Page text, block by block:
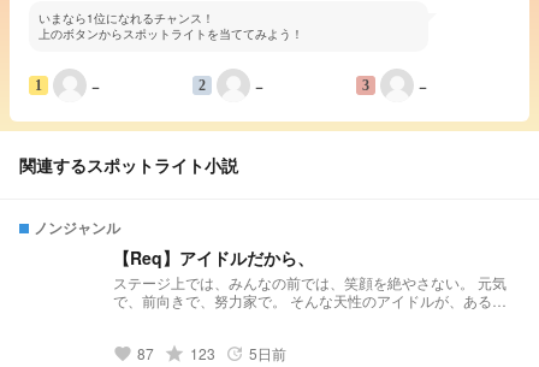
いまなら1位になれるチャンス！
上のボタンからスポットライトを当ててみよう！
1 − 2 − 3 −
関連するスポットライト小説
ノンジャンル
【Req】アイドルだから、
ステージ上では、みんなの前では、笑顔を絶やさない。 元気
で、前向きで、努力家で。 そんな天性のアイドルが、ある日
て、 生きることをあきらめなかったアイドルが 再びステージ
favorite 87 grade 123 update 5日前